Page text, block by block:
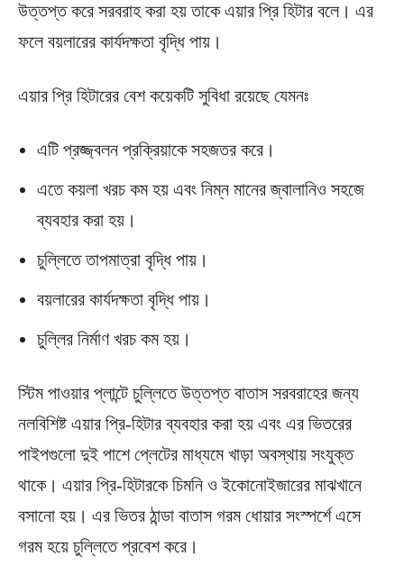
উত্তপ্ত করে সরবরাহ করা হয় তাকে এয়ার প্রি হিটার বলে। এর
ফলে বয়লারের কার্যদক্ষতা বৃদ্ধি পায়।
এয়ার প্রি হিটারের বেশ কয়েকটি সুবিধা রয়েছে যেমনঃ
এটি প্রজ্জ্বলন প্রক্রিয়াকে সহজতর করে।
এতে কয়লা খরচ কম হয় এবং নিম্ন মানের জ্বালানিও সহজে
ব্যবহার করা হয়।
চুল্লিতে তাপমাত্রা বৃদ্ধি পায়।
বয়লারের কার্যদক্ষতা বৃদ্ধি পায়।
চুল্লির নির্মাণ খরচ কম হয়।
স্টিম পাওয়ার প্লান্টে চুল্লিতে উত্তপ্ত বাতাস সরবরাহের জন্য
নলবিশিষ্ট এয়ার প্রি-হিটার ব্যবহার করা হয় এবং এর ভিতরের
পাইপগুলো দুই পাশে প্লেটের মাধ্যমে খাড়া অবস্থায় সংযুক্ত
থাকে। এয়ার প্রি-হিটারকে চিমনি ও ইকোনোইজারের মাঝখানে
বসানো হয়। এর ভিতর ঠান্ডা বাতাস গরম ধোয়ার সংস্পর্শে এসে
গরম হয়ে চুল্লিতে প্রবেশ করে।